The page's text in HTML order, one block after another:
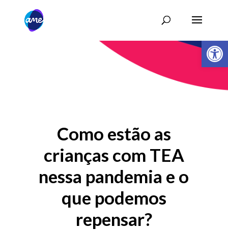
Abrir
Como estão as
crianças com TEA
nessa pandemia e o
que podemos
repensar?